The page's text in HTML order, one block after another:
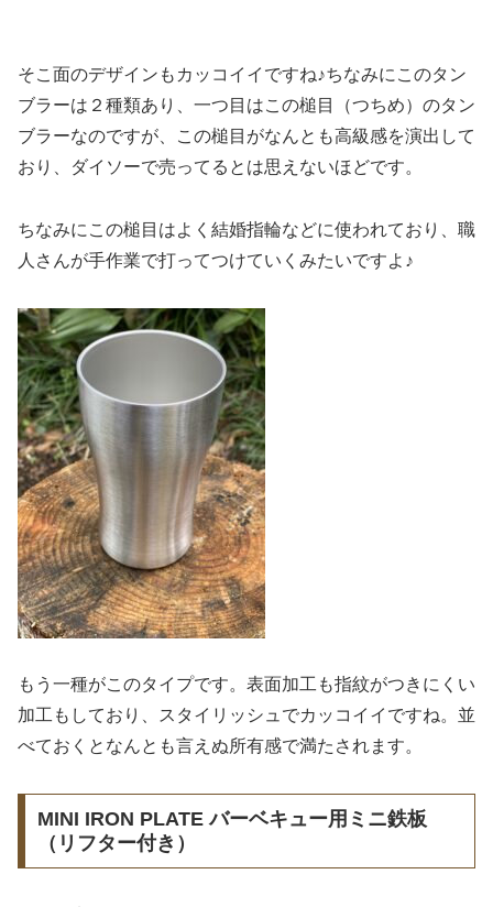
そこ面のデザインもカッコイイですね♪ちなみにこのタン
ブラーは２種類あり、一つ目はこの槌目（つちめ）のタン
ブラーなのですが、この槌目がなんとも高級感を演出して
おり、ダイソーで売ってるとは思えないほどです。
ちなみにこの槌目はよく結婚指輪などに使われており、職
人さんが手作業で打ってつけていくみたいですよ♪
もう一種がこのタイプです。表面加工も指紋がつきにくい
加工もしており、スタイリッシュでカッコイイですね。並
べておくとなんとも言えぬ所有感で満たされます。
MINI IRON PLATE バーベキュー用ミニ鉄板
（リフター付き）